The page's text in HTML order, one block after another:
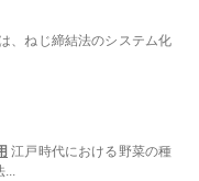
、ねじ締結法のシステム化
江戸時代における野菜の種
...